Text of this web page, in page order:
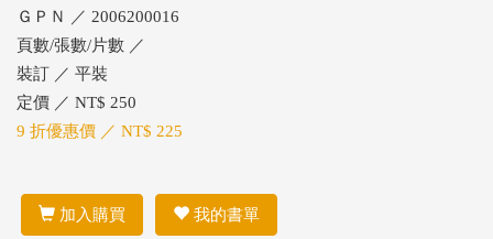
ＧＰＮ ／ 2006200016
頁數/張數/片數 ／
裝訂 ／ 平裝
定價 ／ NT$ 250
9 折優惠價 ／ NT$ 225
加入購買 我的書單